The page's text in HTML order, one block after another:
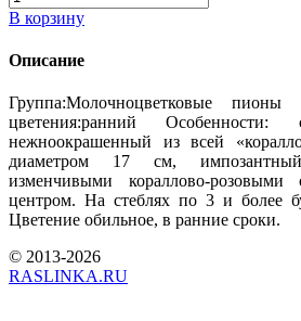
В корзину
Описание
Группа:Молочноцветковые
цветения:ранний
нежноокрашенный из всей
диаметром 17 см,
изменчивыми кораллово-
центром. На стеблях по 3 и более
Цветение обильное, в ранние сроки.
© 2013-2026
RASLINKA.RU